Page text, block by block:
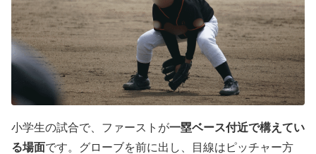
小学生の試合で、ファーストが一塁ベース付近で構えてい
る場面です。グローブを前に出し、目線はピッチャー方